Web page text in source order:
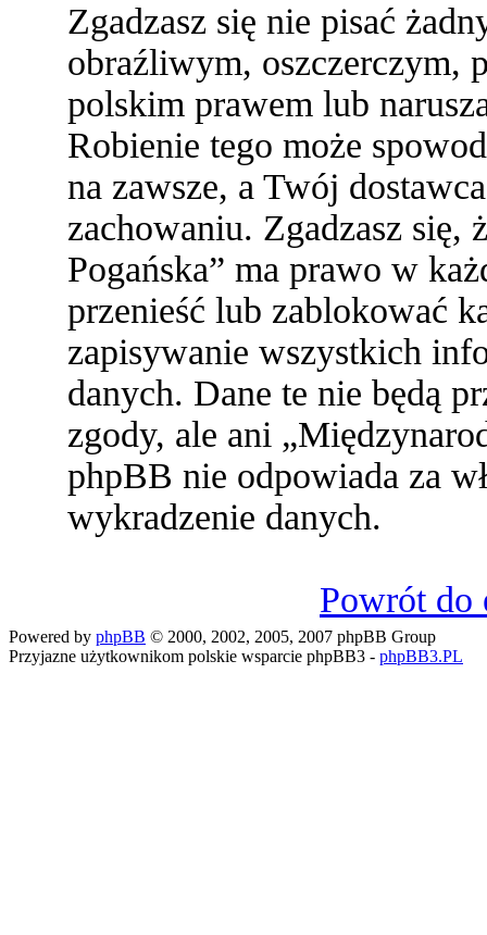
Zgadzasz się nie pisać
obraźliwym, oszczerczym,
polskim prawem lub
Robienie tego może
na zawsze, a Twój
zachowaniu. Zgadzasz się,
Pogańska” ma prawo w
przenieść lub zablokować
zapisywanie wszystkich
danych. Dane te nie będą
zgody, ale ani
phpBB nie odpowiada za
wykradzenie danych.
Powrót do
Powered by phpBB © 2000, 2002, 2005, 2007 phpBB Group
Przyjazne użytkownikom polskie wsparcie phpBB3 - phpBB3.PL